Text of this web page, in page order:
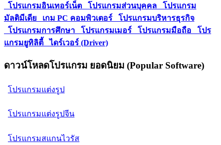
โปรแกรมอินเทอร์เน็ต โปรแกรมส่วนบุคคล
โปรแกรม
มัลติมีเดีย
เกม PC คอมพิวเตอร์
โปรแกรมบริหารธุรกิจ
โปรแกรมการศึกษา
โปรแกรมเมอร์ โปรแกรมมือถือ
โปร
แกรมยูทิลิตี้
ไดร์เวอร์ (Driver)
ดาวน์โหลดโปรแกรม ยอดนิยม (Popular Software)
โปรแกรมแต่งรูป
โปรแกรมแต่งรูปจีน
โปรแกรมสแกนไวรัส